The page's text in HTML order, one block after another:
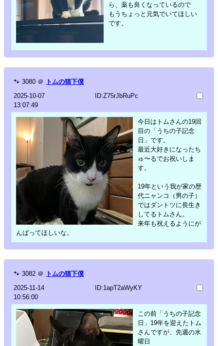
ら、薬も良くなっているので
もうちょっと元気でいてほしい
です。
🐾 3080 ＠ トムの猫下僕
2025-10-07
13:07:49
ID:Z75rJbRuPc
今日はトムさんの19回
目の「うちの子記念
日」です。
最近大好きになったち
ゅ〜るでお祝いしま
す。
19年という我が家の歴
代ニャンコ（男の子）
ではダントツに長生き
してるトムさん。
来年も祝えるようにが
んばってほしいな。
🐾 3082 ＠ トムの猫下僕
2025-11-14
10:56:00
ID:1apT2aWyKY
この前「うちの子記念
日」19年を迎えたトム
さんですが、先週の水
曜日